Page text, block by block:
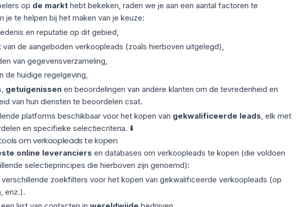
op de markthebt bekeken, raden we je aan een aantal factoren te
je te helpen bij het maken van je keuze:
en reputatie op dit gebied,
van de aangeboden verkoopleads (zoals hierboven uitgelegd),
van gegevensverzameling,
de huidige regelgeving,
getuigenissenen beoordelingen van andere klanten om de tevredenheid en
van hun diensten te beoordelen csat.
platforms beschikbaar voor het kopen van gekwalificeerde leads , elk met
en specifieke selectiecriteria. ⬇️
om verkoopleads te kopen
online leveranciers en databases om verkoopleads te kopen (die voldoen
selectieprincipes die hierboven zijn genoemd):
zoekfilters voor het kopen van gekwalificeerde verkoopleads (op
enz.).